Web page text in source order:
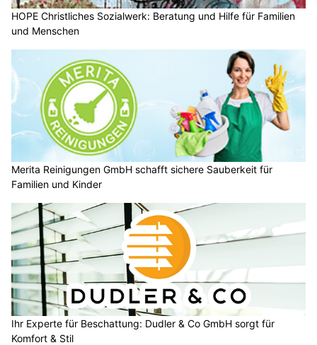
HOPE Christliches Sozialwerk: Beratung und Hilfe für Familien
und Menschen
Merita Reinigungen GmbH schafft sichere Sauberkeit für
Familien und Kinder
Ihr Experte für Beschattung: Dudler & Co GmbH sorgt für
Komfort & Stil